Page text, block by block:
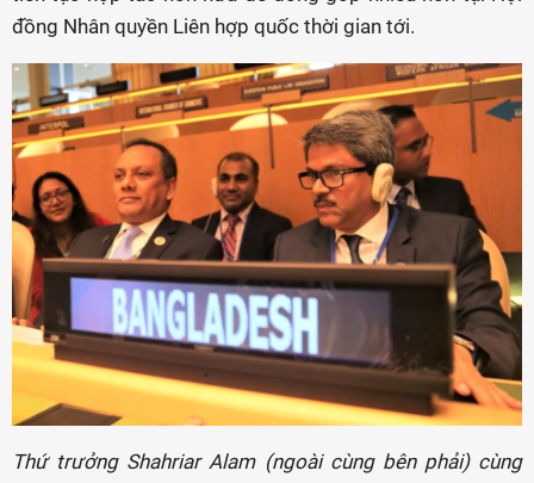
đồng Nhân quyền Liên hợp quốc thời gian tới.
Thứ trưởng Shahriar Alam (ngoài cùng bên phải) cùng